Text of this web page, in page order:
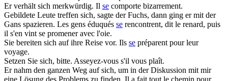
Er verhältsich merkwürdig. Il se comporte bizarrement.
Gebildete Leute treffen sich, sagte der Fuchs, dann ging er mit der
Gans spazieren. Les gens éduqués se rencontrent, dit le renard, puis
il s'en vint se promener avec l'oie.
Sie bereiten sich auf ihre Reise vor. Ils se préparent pour leur
voyage.
Setzen Sie sich, bitte. Asseyez-vous s'il vous plaît.
Er nahm den ganzen Weg aufsich, um in der Diskussion mit mir